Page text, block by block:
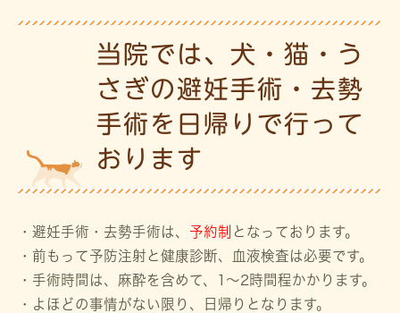
当院では、犬・猫・う
さぎの避妊手術・去勢
手術を日帰りで行って
おります
・避妊手術・去勢手術は、 予約制 となっております。
・前もって予防注射と健康診断、血液検査は必要です。
・手術時間は、麻酔を含めて、1～2時間程かかります。
・よほどの事情がない限り、日帰りとなります。